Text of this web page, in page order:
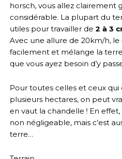
horsch, vous allez clairement
considérable. La plupart du
utiles pour travailler de 2 à 3
Avec une allure de 20km/h,
facilement et mélange la
que vous ayez besoin d’y
Pour toutes celles et ceux qui
plusieurs hectares, on peut
en vaut la chandelle ! En
non négligeable, mais c’est
terre…